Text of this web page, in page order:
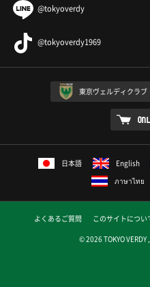
@tokyoverdy
@tokyoverdy1969
東京ヴェルディクラブ
日本語 English
ภาษาไทย
よくあるご質問 このサイトについ
© 2026 TOKYO